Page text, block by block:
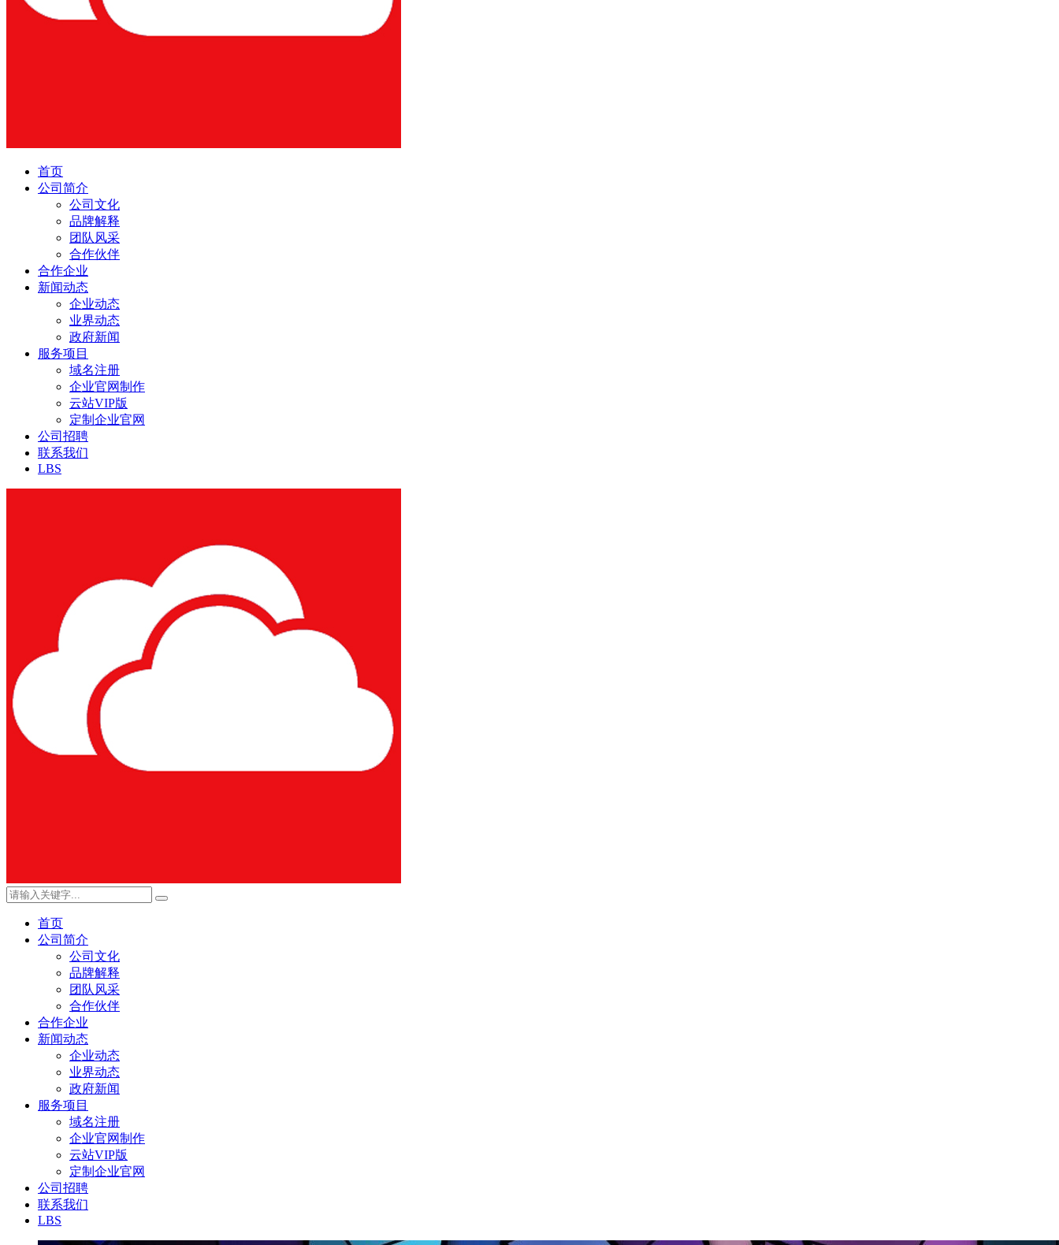
首页
公司简介
公司文化
品牌解释
团队风采
合作伙伴
合作企业
新闻动态
企业动态
业界动态
政府新闻
服务项目
域名注册
企业官网制作
云站VIP版
定制企业官网
公司招聘
联系我们
LBS
首页
公司简介
公司文化
品牌解释
团队风采
合作伙伴
合作企业
新闻动态
企业动态
业界动态
政府新闻
服务项目
域名注册
企业官网制作
云站VIP版
定制企业官网
公司招聘
联系我们
LBS